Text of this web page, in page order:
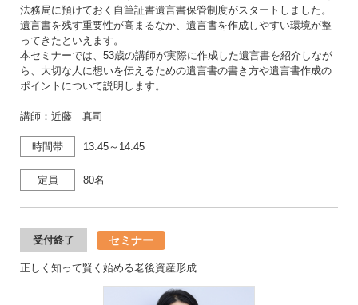
法務局に預けておく自筆証書遺言書保管制度がスタートしました。
遺言書を残す重要性が高まるなか、遺言書を作成しやすい環境が整
ってきたといえます。
本セミナーでは、53歳の講師が実際に作成した遺言書を紹介しなが
ら、大切な人に想いを伝えるための遺言書の書き方や遺言書作成の
ポイントについて説明します。
講師：近藤 真司
時間帯 13:45～14:45
定員 80名
受付終了 セミナー
正しく知って賢く始める老後資産形成